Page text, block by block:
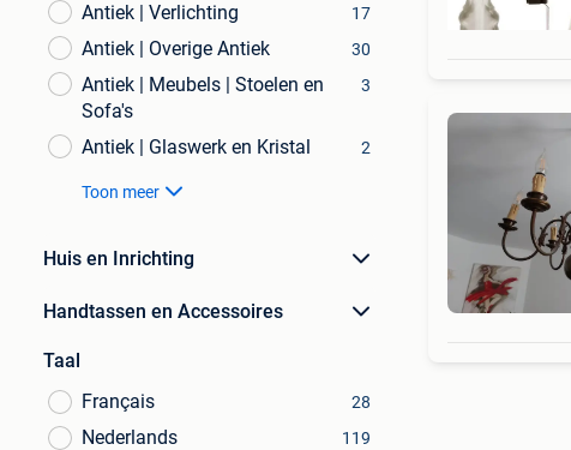
Antiek | Verlichting
17
Antiek | Overige Antiek 30
Antiek | Meubels | Stoelen en
Sofa's
3
Antiek | Glaswerk en Kristal 2
Toon meer
Huis en Inrichting
Handtassen en Accessoires
Taal
Français
28
Nederlands 119